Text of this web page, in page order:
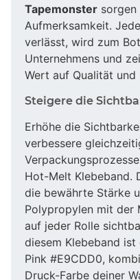
Tapemonster
Aufmerksamkeit.
verlässt, wird zum
Unternehmens und
Wert auf Qualität und
Steigere die
Erhöhe die
verbessere
Hot-Melt Klebeband.
die bewährte Stärke
Polypropylen mit der
auf jeder Rolle
diesem Klebeband
Pink #E9CDD0,
Druck-Farbe deiner